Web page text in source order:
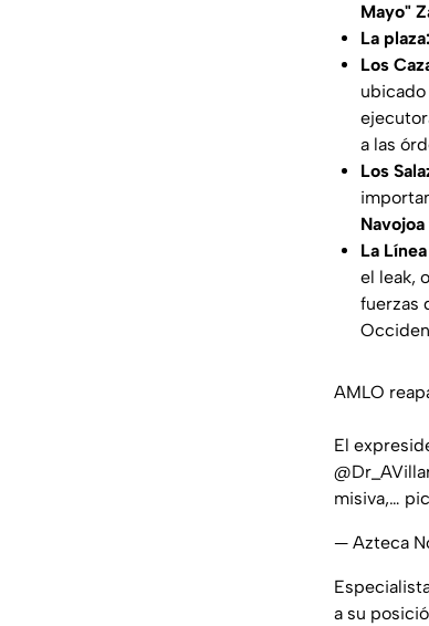
Mayo"
La plaza:
Los
a las
Los
Navojoa
La
el leak,
fuerzas
AMLO
El
misiva,…
— Azteca
a su